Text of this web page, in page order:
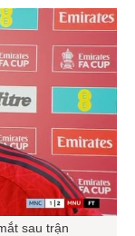
sau trận